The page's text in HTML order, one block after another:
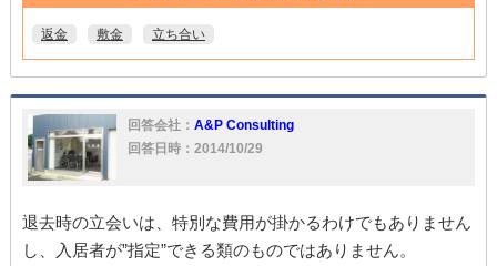
返金 敷金 立ち合い
回答会社： A&P Consulting
回答日時：2014/10/29
退去時の立会いは、特別な費用が掛かるわけでもありません
し、入居者が”指定”できる類のものではありません。